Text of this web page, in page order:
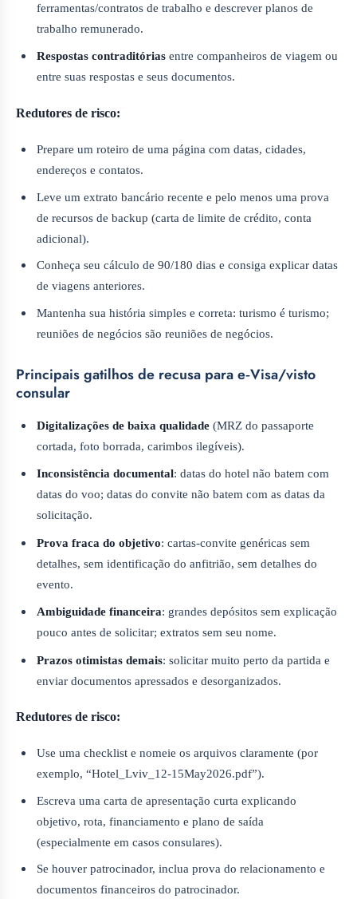
ferramentas/contratos de trabalho e descrever planos de
trabalho remunerado.
Respostas contraditórias entre companheiros de viagem ou
entre suas respostas e seus documentos.
Redutores de risco:
Prepare um roteiro de uma página com datas, cidades,
endereços e contatos.
Leve um extrato bancário recente e pelo menos uma prova
de recursos de backup (carta de limite de crédito, conta
adicional).
Conheça seu cálculo de 90/180 dias e consiga explicar datas
de viagens anteriores.
Mantenha sua história simples e correta: turismo é turismo;
reuniões de negócios são reuniões de negócios.
Principais gatilhos de recusa para e‑Visa/visto
consular
Digitalizações de baixa qualidade (MRZ do passaporte
cortada, foto borrada, carimbos ilegíveis).
Inconsistência documental: datas do hotel não batem com
datas do voo; datas do convite não batem com as datas da
solicitação.
Prova fraca do objetivo: cartas-convite genéricas sem
detalhes, sem identificação do anfitrião, sem detalhes do
evento.
Ambiguidade financeira: grandes depósitos sem explicação
pouco antes de solicitar; extratos sem seu nome.
Prazos otimistas demais: solicitar muito perto da partida e
enviar documentos apressados e desorganizados.
Redutores de risco:
Use uma checklist e nomeie os arquivos claramente (por
exemplo, “Hotel_Lviv_12-15May2026.pdf”).
Escreva uma carta de apresentação curta explicando
objetivo, rota, financiamento e plano de saída
(especialmente em casos consulares).
Se houver patrocinador, inclua prova do relacionamento e
documentos financeiros do patrocinador.